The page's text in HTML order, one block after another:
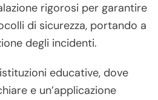
rigorosi per garantire
di sicurezza, portando a
degli incidenti.
educative, dove
e un’applicazione